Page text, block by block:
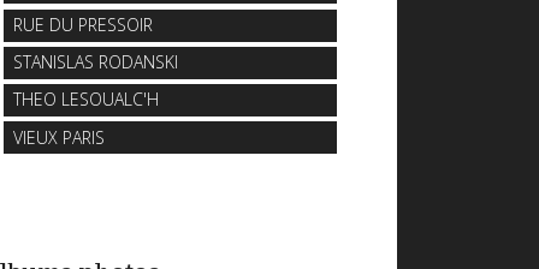
RUE DU PRESSOIR
STANISLAS RODANSKI
THEO LESOUALC'H
VIEUX PARIS